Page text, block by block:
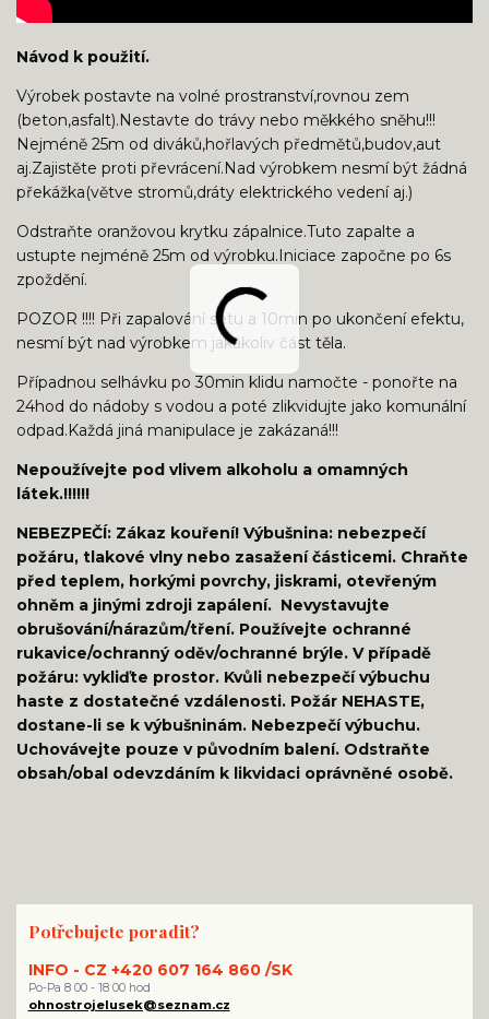
Návod k použití.
Výrobek postavte na volné prostranství,rovnou zem
(beton,asfalt).Nestavte do trávy nebo měkkého sněhu!!!
Nejméně 25m od diváků,hořlavých předmětů,budov,aut
aj.Zajistěte proti převrácení.Nad výrobkem nesmí být žádná
překážka(větve stromů,dráty elektrického vedení aj.)
Odstraňte oranžovou krytku zápalnice.Tuto zapalte a
ustupte nejméně 25m od výrobku.Iniciace započne po 6s
zpoždění.
POZOR !!!! Při zapalování setu a 10min po ukončení efektu,
nesmí být nad výrobkem jakákoliv část těla.
Případnou selhávku po 30min klidu namočte - ponořte na
24hod do nádoby s vodou a poté zlikvidujte jako komunální
odpad.Každá jiná manipulace je zakázaná!!!
Nepoužívejte pod vlivem alkoholu a omamných
látek.!!!!!!
NEBEZPEČÍ: Zákaz kouření! Výbušnina: nebezpečí
požáru, tlakové vlny nebo zasažení částicemi. Chraňte
před teplem, horkými povrchy, jiskrami, otevřeným
ohněm a jinými zdroji zapálení. Nevystavujte
obrušování/nárazům/tření. Používejte ochranné
rukavice/ochranný oděv/ochranné brýle. V případě
požáru: vykliďte prostor. Kvůli nebezpečí výbuchu
haste z dostatečné vzdálenosti. Požár NEHASTE,
dostane-li se k výbušninám. Nebezpečí výbuchu.
Uchovávejte pouze v původním balení. Odstraňte
obsah/obal odevzdáním k likvidaci oprávněné osobě.
Potřebujete poradit?
INFO - CZ +420 607 164 860 /SK
Po-Pa 8 00 - 18 00 hod
ohnostrojelusek@seznam.cz